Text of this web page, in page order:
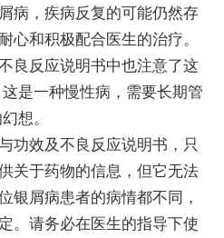
病，疾病反复的可能仍然存
心和积极配合医生的治疗。
良反应说明书中也注意了这
是一种慢性病，需要长期管
想。
功效及不良反应说明书，只
关于药物的信息，但它无法
银屑病患者的病情都不同，
。请务必在医生的指导下使